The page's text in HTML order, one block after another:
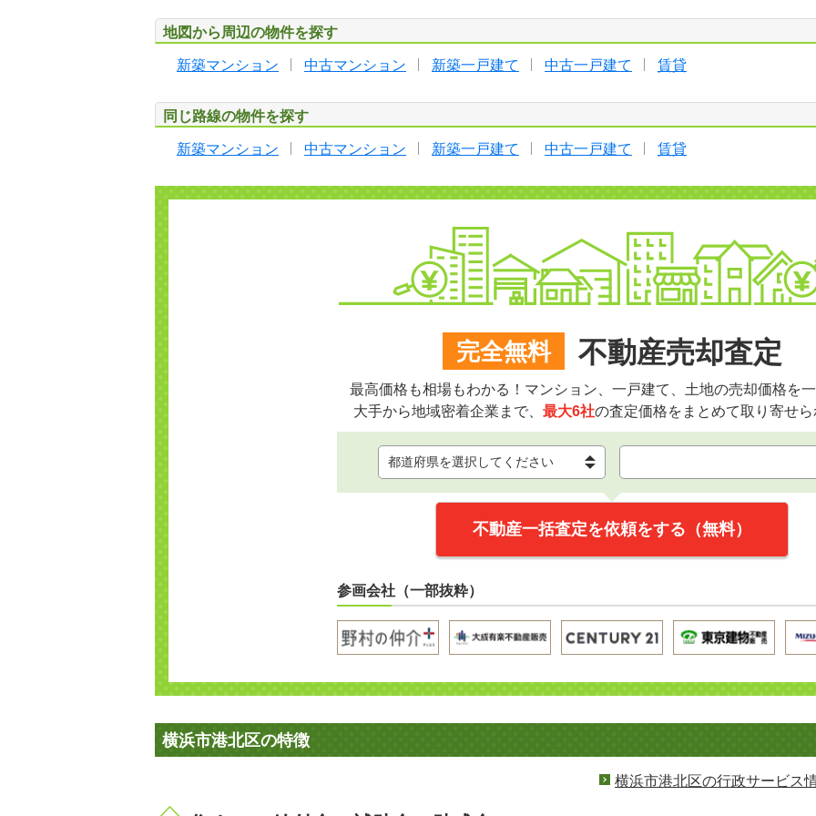
地図から周辺の物件を探す
新築マンション 中古マンション 新築一戸建て 中古一戸建て 賃貸
同じ路線の物件を探す
新築マンション 中古マンション 新築一戸建て 中古一戸建て 賃貸
完全無料 不動産売却査定
最高価格も相場もわかる！マンション、一戸建て、土地の売却価格を
大手から地域密着企業まで、 最大6社の査定価格をまとめて取り寄せ
不動産一括査定を依頼をする（無料）
参画会社（一部抜粋）
横浜市港北区の特徴
横浜市港北区の行政サービス